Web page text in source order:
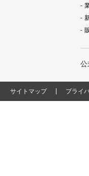
公
サイトマップ プライ